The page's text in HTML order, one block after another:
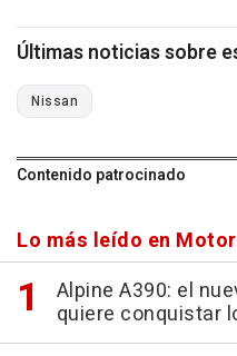
Últimas noticias sobre
Nissan
Contenido patrocinado
Lo más leído en Motor
Alpine A390: el
quiere conquistar